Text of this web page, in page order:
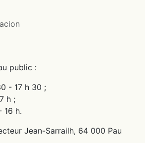
public :
- 17 h 30 ;
h ;
16 h.
Jean-Sarrailh, 64 000 Pau